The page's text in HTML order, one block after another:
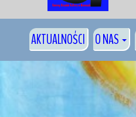
AKTUALNOŚCI O NAS